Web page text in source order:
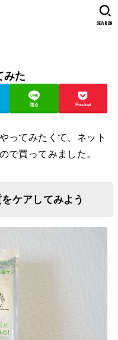
SEARCH
みた
送る Pocket
ってみたくて、ネット
で買ってみました。
ケアしてみよう